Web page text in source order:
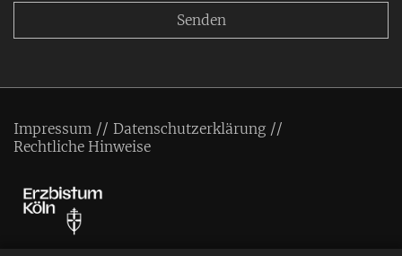
Impressum
Datenschutzerklärung
Rechtliche Hinweise